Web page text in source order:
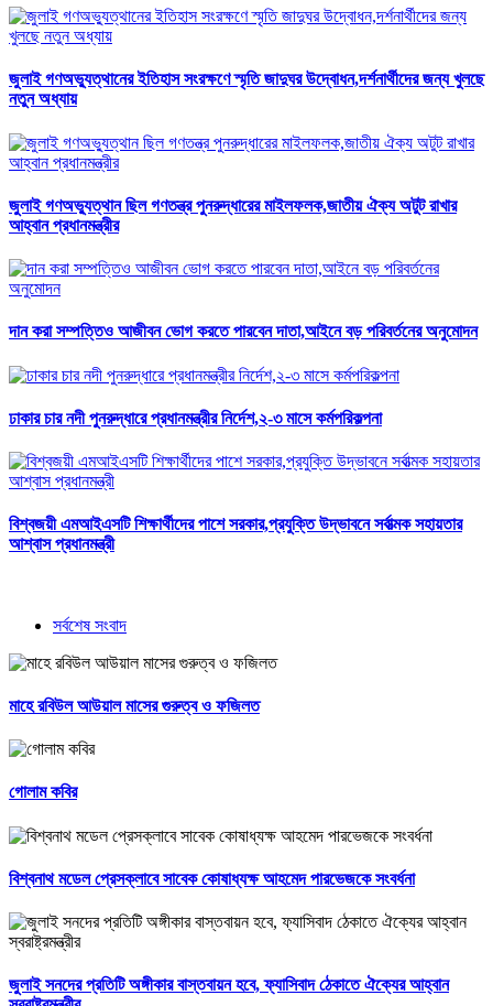
জুলাই গণঅভ্যুত্থানের ইতিহাস সংরক্ষণে স্মৃতি জাদুঘর উদ্বোধন,দর্শনার্থীদের জন্য খুলছে
নতুন অধ্যায়
জুলাই গণঅভ্যুত্থান ছিল গণতন্ত্র পুনরুদ্ধারের মাইলফলক,জাতীয় ঐক্য অটুট রাখার
আহ্বান প্রধানমন্ত্রীর
দান করা সম্পত্তিও আজীবন ভোগ করতে পারবেন দাতা,আইনে বড় পরিবর্তনের অনুমোদন
ঢাকার চার নদী পুনরুদ্ধারে প্রধানমন্ত্রীর নির্দেশ,২-৩ মাসে কর্মপরিকল্পনা
বিশ্বজয়ী এমআইএসটি শিক্ষার্থীদের পাশে সরকার,প্রযুক্তি উদ্ভাবনে সর্বাত্মক সহায়তার
আশ্বাস প্রধানমন্ত্রী
সর্বশেষ সংবাদ
মাহে রবিউল আউয়াল মাসের গুরুত্ব ও ফজিলত
গোলাম কবির
বিশ্বনাথ মডেল প্রেসক্লাবে সাবেক কোষাধ্যক্ষ আহমেদ পারভেজকে সংবর্ধনা
জুলাই সনদের প্রতিটি অঙ্গীকার বাস্তবায়ন হবে, ফ্যাসিবাদ ঠেকাতে ঐক্যের আহ্বান